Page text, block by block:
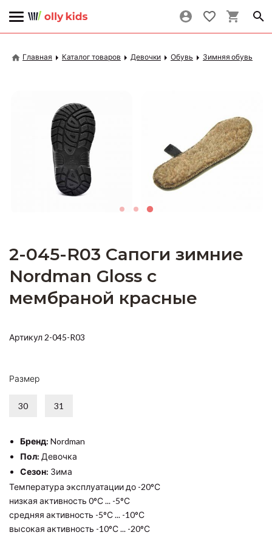
Главная Каталог товаров Девочки Обувь Зимняя обувь
2-045-R03 Сапоги зимние
Nordman Gloss с
мембраной красные
Артикул 2-045-R03
Размер
30 31
Бренд: Nordman
Пол: Девочка
Сезон: Зима
Температура эксплуатации до -20°С
низкая активность 0°С ... -5°С
средняя активность -5°С ... -10°С
высокая активность -10°С ... -20°С